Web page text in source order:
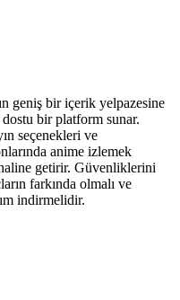
geniş bir içerik yelpazesine
bir platform sunar.
seçenekleri ve
anime izlemek
getirir. Güvenliklerini
farkında olmalı ve
indirmelidir.